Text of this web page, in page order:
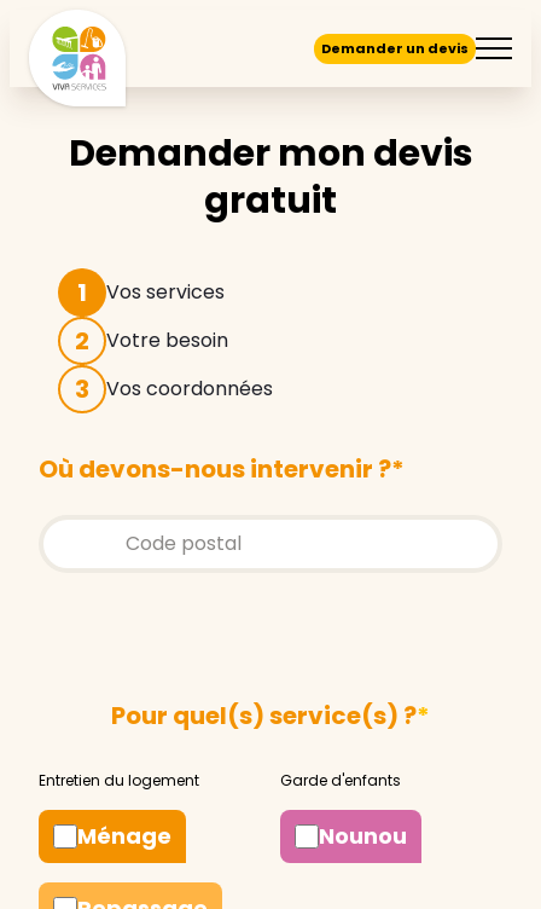
Demander un devis
Demander mon devis
gratuit
1 Vos services
2 Votre besoin
3 Vos coordonnées
Où devons-nous intervenir ?*
Store locator global - Autocompletion
Rechercher
Pour quel(s) service(s) ?*
Ménage Nounou